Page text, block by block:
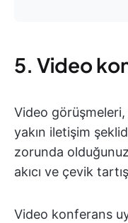
5. Video
Video
yakın iletişim
zorunda
akıcı ve çevik
Video konferans